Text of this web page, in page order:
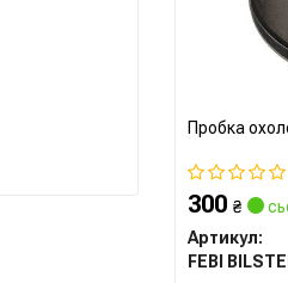
Пробка
300 ₴
Артикул:
FEBI